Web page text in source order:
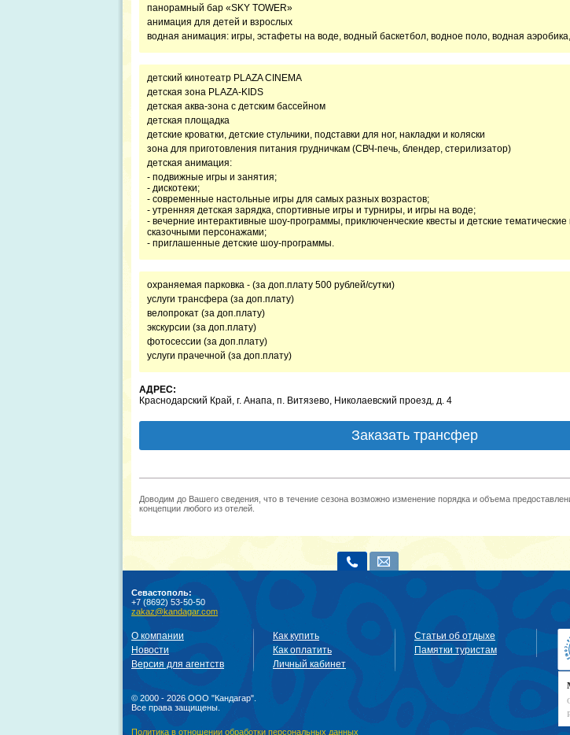
панорамный бар «SKY TOWER»
анимация для детей и взрослых
водная анимация: игры, эстафеты на воде, водный баскетбол, водное поло, водная
детский кинотеатр PLAZA CINEMA
детская зона PLAZA-KIDS
детская аква-зона с детским бассейном
детская площадка
детские кроватки, детские стульчики, подставки для ног, накладки и коляски
зона для приготовления питания грудничкам (СВЧ-печь, блендер, стерилизатор)
детская анимация:
- подвижные игры и занятия;
- дискотеки;
- современные настольные игры для самых разных возрастов;
- утренняя детская зарядка, спортивные игры и турниры, и игры на воде;
- вечерние интерактивные шоу-программы, приключенческие квесты и детские
сказочными персонажами;
- приглашенные детские шоу-программы.
охраняемая парковка - (за доп.плату 500 рублей/сутки)
услуги трансфера (за доп.плату)
велопрокат (за доп.плату)
экскурсии (за доп.плату)
фотосессии (за доп.плату)
услуги прачечной (за доп.плату)
АДРЕС:
Краснодарский Край, г. Анапа, п. Витязево, Николаевский проезд, д. 4
Заказать трансфер
Доводим до Вашего сведения, что в течение сезона возможно изменение порядка и объема
концепции любого из отелей.
Севастополь:
+7 (8692) 53-50-50
zakaz@kandagar.com
О компании
Новости
Версия для агентств
Как купить
Как оплатить
Личный кабинет
Статьи об отдыхе
Памятки туристам
© 2000 - 2026 ООО "Кандагар".
Все права защищены.
Политика в отношении обработки персональных данных